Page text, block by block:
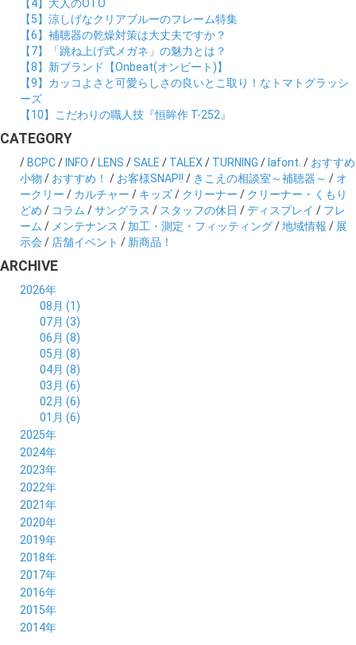
【4】大人のOTO
【5】涼しげなクリアブルーのフレーム特集
【6】補聴器の乾燥対策は大丈夫ですか？
【7】「跳ね上げ式メガネ」の魅力とは？
【8】新ブランド【Onbeat(オンビート)】
【9】カッコよさと可愛らしさの良いとこ取り！なトマトグラッシ
ーズ
【10】こだわりの職人技『恒眸作 T-252』
CATEGORY
/ BCPC/ INFO / LENS /SALE / TALEX/ TURNING / lafont. / おすすめ
小物 / おすすめ！ / お客様SNAP!! / きこえの相談室～補聴器～ / オ
ークリー / カルチャー / キッズ/ クリーナー / クリーナー・くもり
どめ / コラム /サングラス / スタッフの休日 /ディスプレイ / フレ
ーム / メンテナンス / 加工・測定・フィッティング/地域情報 / 展
示会 / 店舗イベント / 新商品！
ARCHIVE
2026年
08月 (1)
07月 (3)
06月 (8)
05月 (8)
04月 (8)
03月 (6)
02月 (6)
01月 (6)
2025年
12月 (5)
11月 (3)
10月 (6)
09月 (5)
08月 (6)
07月 (4)
06月 (7)
05月 (6)
04月 (8)
03月 (6)
02月 (5)
01月 (7)
2024年
12月 (4)
11月 (8)
10月 (6)
09月 (7)
08月 (8)
07月 (5)
06月 (6)
05月 (4)
04月 (7)
03月 (6)
02月 (5)
2023年
12月 (3)
11月 (6)
10月 (6)
09月 (6)
08月 (8)
07月 (8)
06月 (8)
05月 (9)
04月 (8)
03月 (8)
2022年
12月 (12)
11月 (6)
10月 (5)
09月 (7)
08月 (5)
07月 (3)
06月 (5)
05月 (7)
04月 (6)
2021年
12月 (5)
11月 (5)
10月 (6)
09月 (5)
08月 (11)
07月 (5)
06月 (6)
05月 (6)
2020年
12月 (3)
11月 (6)
10月 (5)
09月 (8)
08月 (6)
07月 (7)
06月 (6)
2019年
12月 (7)
11月 (4)
10月 (8)
09月 (4)
08月 (7)
07月 (3)
2018年
12月 (8)
11月 (7)
10月 (8)
09月 (5)
08月 (7)
2017年
12月 (6)
11月 (6)
10月 (5)
2016年
12月 (8)
11月 (4)
2015年
12月 (8)
2014年